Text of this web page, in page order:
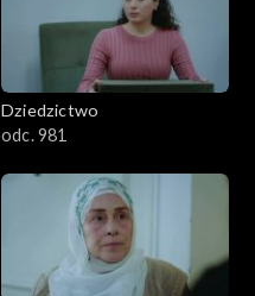
Dziedzictwo
odc. 981